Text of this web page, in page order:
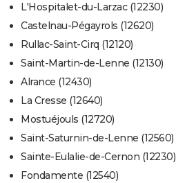
L'Hospitalet-du-Larzac (12230)
Castelnau-Pégayrols (12620)
Rullac-Saint-Cirq (12120)
Saint-Martin-de-Lenne (12130)
Alrance (12430)
La Cresse (12640)
Mostuéjouls (12720)
Saint-Saturnin-de-Lenne (12560)
Sainte-Eulalie-de-Cernon (12230)
Fondamente (12540)